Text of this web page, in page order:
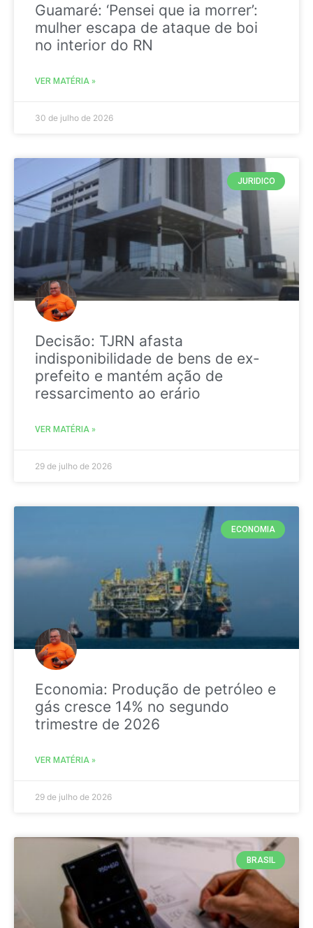
Guamaré: ‘Pensei que ia morrer’:
mulher escapa de ataque de boi
no interior do RN
VER MATÉRIA »
30 de julho de 2026
JURIDICO
Decisão: TJRN afasta
indisponibilidade de bens de ex-
prefeito e mantém ação de
ressarcimento ao erário
VER MATÉRIA »
29 de julho de 2026
ECONOMIA
Economia: Produção de petróleo e
gás cresce 14% no segundo
trimestre de 2026
VER MATÉRIA »
29 de julho de 2026
BRASIL